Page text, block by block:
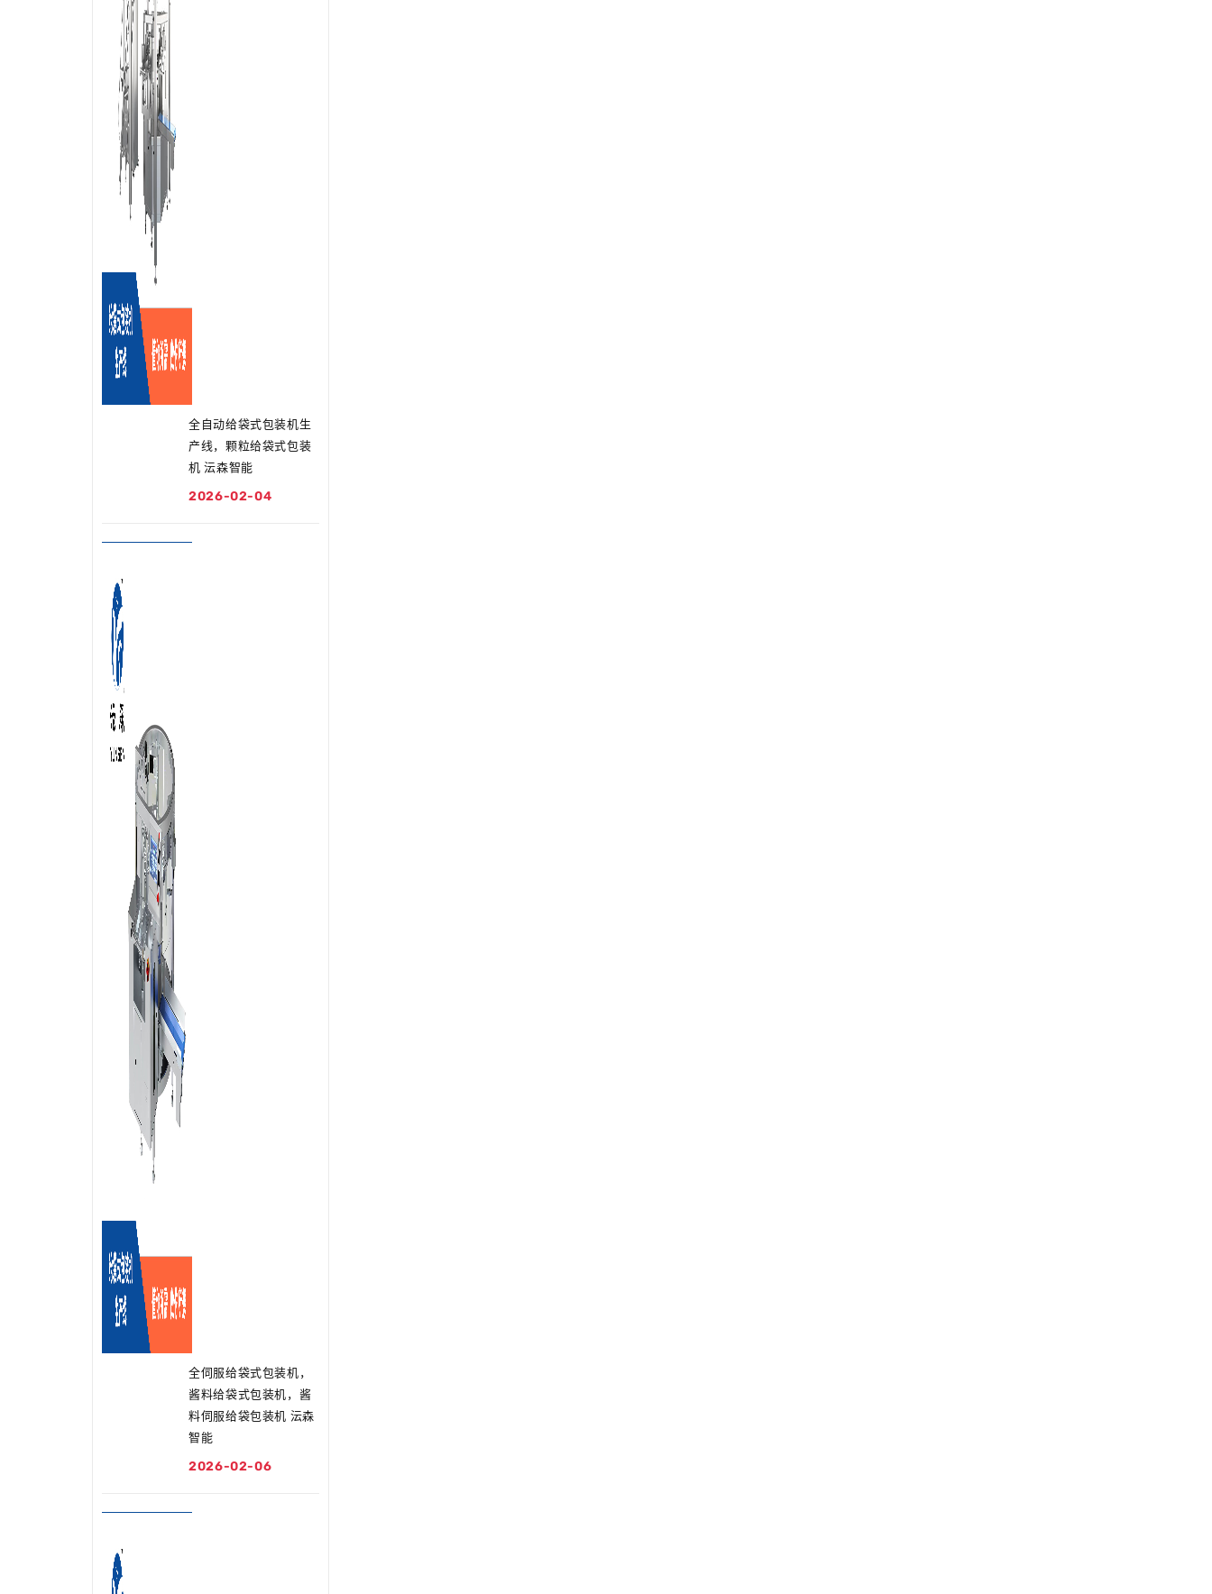
全自动给袋式包装机生
产线，颗粒给袋式包装
机 沄森智能
2026-02-04
全伺服给袋式包装机，
酱料给袋式包装机，酱
料伺服给袋包装机 沄森
智能
2026-02-06